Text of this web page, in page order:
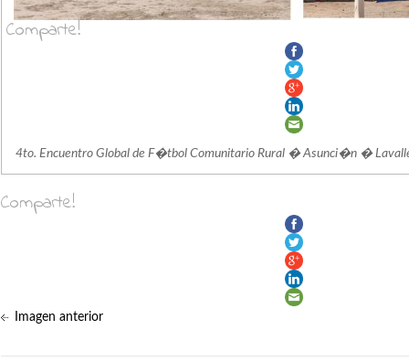
Comparte!
4to. Encuentro Global de F�tbol Comunitario Rural � Asunci�n �
Comparte!
Imagen anterior